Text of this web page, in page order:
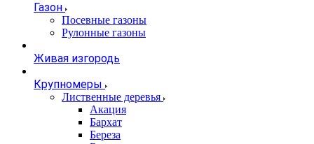
Газон
Посевные газоны
Рулонные газоны
Живая изгородь
Крупномеры
Лиственные деревья
Акация
Бархат
Береза